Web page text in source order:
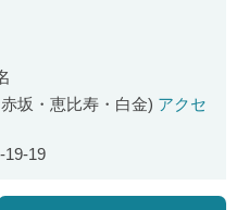
評価
坂・恵比寿・白金) アクセ
19-19